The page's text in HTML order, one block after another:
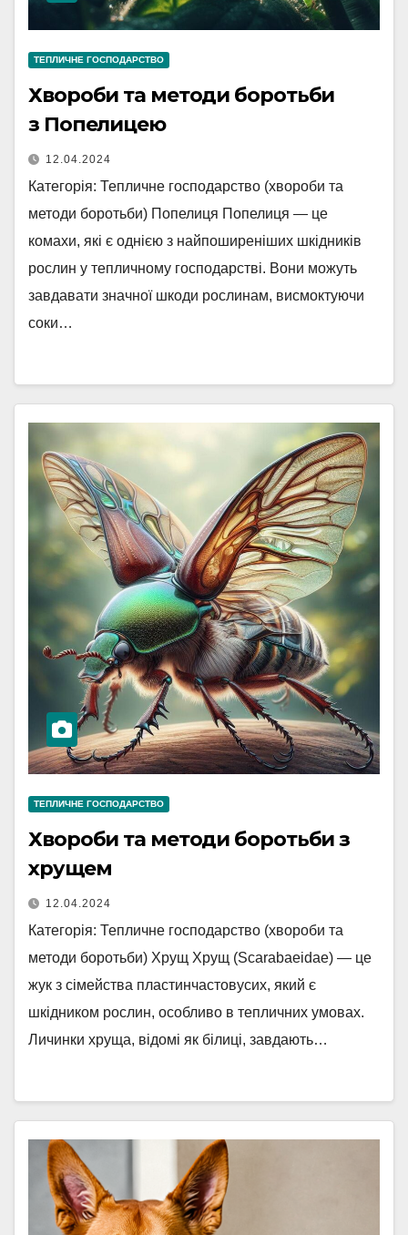
ТЕПЛИЧНЕ ГОСПОДАРСТВО
Хвороби та методи боротьби
з Попелицею
12.04.2024
Категорія: Тепличне господарство (хвороби та
методи боротьби) Попелиця Попелиця — це
комахи, які є однією з найпоширеніших шкідників
рослин у тепличному господарстві. Вони можуть
завдавати значної шкоди рослинам, висмоктуючи
соки…
ТЕПЛИЧНЕ ГОСПОДАРСТВО
Хвороби та методи боротьби з
хрущем
12.04.2024
Категорія: Тепличне господарство (хвороби та
методи боротьби) Хрущ Хрущ (Scarabaeidae) — це
жук з сімейства пластинчастовусих, який є
шкідником рослин, особливо в тепличних умовах.
Личинки хруща, відомі як білиці, завдають…